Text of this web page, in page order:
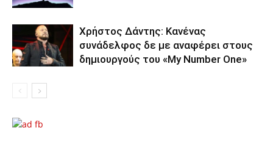
Χρήστος Δάντης: Κανένας
συνάδελφος δε με αναφέρει στους
δημιουργούς του «My Number One»